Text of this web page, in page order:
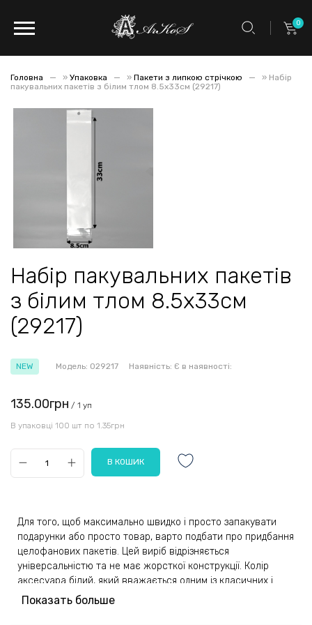
0
Головна » Упаковка » Пакети з липкою стрічкою » Набір
пакувальних пакетів з білим тлом 8.5x33см (29217)
Набір пакувальних пакетів
з білим тлом 8.5x33см
(29217)
NEW Модель: 029217 Наявність: Є в наявності:
135.00грн / 1 уп
В упаковці 100 шт по 1.35грн
Для того, щоб максимально швидко і просто запакувати
подарунки або просто товар, варто подбати про придбання
целофанових пакетів. Цей виріб відрізняється
універсальністю та не має жорсткої конструкції. Колір
аксесуара білий, який вважається одним із класичних і
базових. Матова непрозора поверхня відрізняється
Показать больше